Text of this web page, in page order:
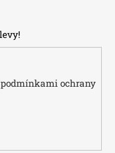
podmínkami ochrany